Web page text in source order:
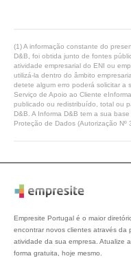
(1) A informação constante do
D&B, foi obtida junto de fontes
atividade empresarial do ENI ou
utilizá-la dentro do âmbito
detete algum erro poderá solicitar a
Serviço de Apoio ao Cliente
publicado ou redistribuído, total ou
D&B. A Informa D&B tem a sua
Proteção de Dados (Autorização Nº
Empresite Portugal é o maior
encontrar novos clientes através
atividade da sua empresa. Atualize
forma gratuita, hoje mesmo.